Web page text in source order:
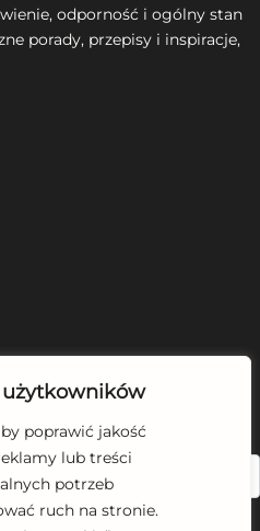
poprawić jakość
lub treści
potrzeb
ruch na stronie.
odporność i ogólny stan
porady, przepisy i inspiracje,